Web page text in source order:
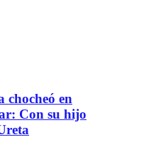
chocheó en
Con su hijo